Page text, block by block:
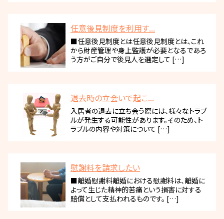
任意後見制度を利用す...
■任意後見制度とは任意後見制度とは、これ
から財産管理や身上監護が必要となるであろ
う方がご自分で後見人を選定して […]
退去時の立会いで起こ...
入居者の退去に立ち会う際には、様々なトラブ
ルが発生する可能性があります。そのため、ト
ラブルの内容や対策について […]
慰謝料を請求したい
■離婚慰謝料離婚における慰謝料は、離婚に
よって生じた精神的苦痛という損害に対する
賠償として支払われるものです。 […]